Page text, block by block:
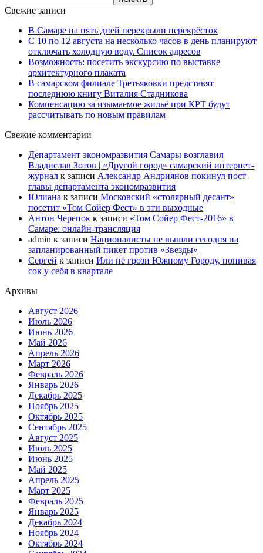
Свежие записи
В Самаре на пять дней перекрыли перекрёсток
С 10 по 12 августа на несколько часов в день планируют
отключать холодную воду. Список адресов
Возможность: посетить экскурсию по выставке
архитектурного плаката
В самарском филиале Третьяковки представят
последнюю книгу Виталия Стадникова
Компенсацию за изымаемое жильё при КРТ будут
рассчитывать по новым правилам
Свежие комментарии
Департамент экономразвития Самары возглавил
Владислав Зотов | «Другой город» самарский интернет-
журнал к записи Александр Андриянов покинул пост
главы департамента экономразвития
Юлиана к записи Московский «столярный десант»
посетит «Том Сойер Фест» в эти выходные
Антон Черепок к записи «Том Сойер Фест-2016» в
Самаре: онлайн-трансляция
admin к записи Националисты не вышли сегодня на
запланированный пикет против «Звезды»
Сергей к записи Или не грози Южному Городу, попивая
сок у себя в квартале
Архивы
Август 2026
Июль 2026
Июнь 2026
Май 2026
Апрель 2026
Март 2026
Февраль 2026
Январь 2026
Декабрь 2025
Ноябрь 2025
Октябрь 2025
Сентябрь 2025
Август 2025
Июль 2025
Июнь 2025
Май 2025
Апрель 2025
Март 2025
Февраль 2025
Январь 2025
Декабрь 2024
Ноябрь 2024
Октябрь 2024